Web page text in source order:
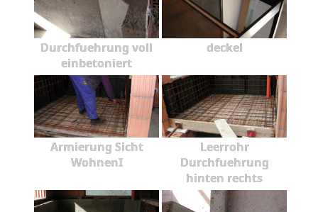
Durchfuehrung voll
einbetoniert
deckel
Armierung Sicht
WohnenI
Leerrohr
Durchfuehrung
hinten rechts